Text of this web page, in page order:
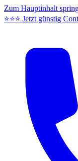
Zum Hauptinhalt
⭐⭐⭐ Jetzt günstig